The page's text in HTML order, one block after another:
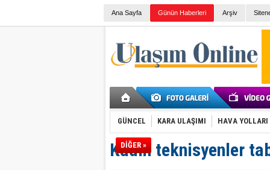
Ana Sayfa Günün Haberleri Arşiv
GÜNCEL KARA ULAŞIMI HAVA YOLLARI
DİĞER »
Kadın teknisyenler